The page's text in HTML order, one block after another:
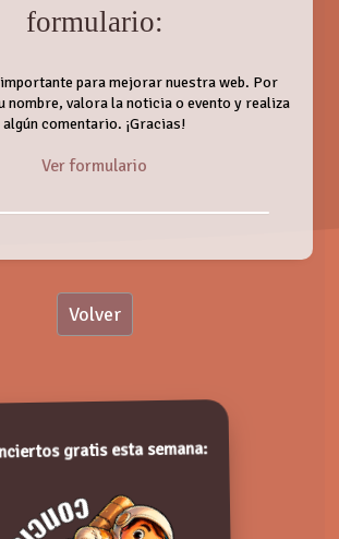
formulario:
para mejorar nuestra web. Por
nombre, valora la noticia o evento y realiza
algún comentario. ¡Gracias!
Ver formulario
a 5 puntos. ¡Gracias!
Volver
gratis esta semana: